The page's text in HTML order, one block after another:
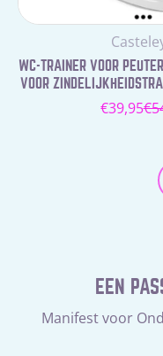
WC-TRAINER VOOR
VOOR
€39,95
EEN
Manifest voor